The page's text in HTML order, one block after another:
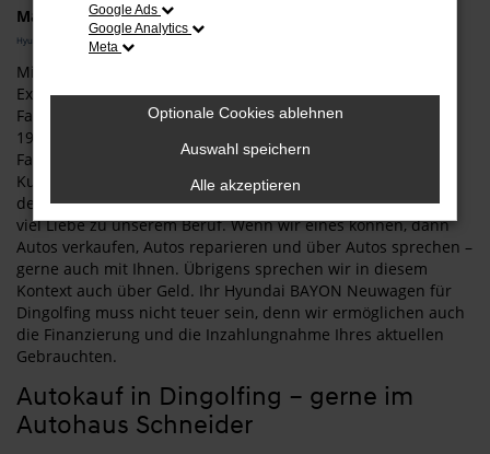
Marken
Hyundai
Mit dem Autohaus Schneider setzen Sie auf einen echten
Experten für Hyundai BAYON Neuwagen und den
Fahrzeugverkauf in Dingolfing. Unser Unternehmen wurde
1987 ins Leben gerufen und ist seit diesem Jahr im
Famiilenbesitz geblieben. Hieraus folgt, dass wir eine enge
Kundenbindung betreiben und dass wir eine feste Größe in
der Region Dingolfing sind. Wir beraten kompetent und mit
viel Liebe zu unserem Beruf. Wenn wir eines können, dann
Autos verkaufen, Autos reparieren und über Autos sprechen –
gerne auch mit Ihnen. Übrigens sprechen wir in diesem
Kontext auch über Geld. Ihr Hyundai BAYON Neuwagen für
Dingolfing muss nicht teuer sein, denn wir ermöglichen auch
die Finanzierung und die Inzahlungnahme Ihres aktuellen
Gebrauchten.
Autokauf in Dingolfing – gerne im
Autohaus Schneider
Google Ads
Google Analytics
Meta
Optionale Cookies ablehnen
Auswahl speichern
Alle akzeptieren